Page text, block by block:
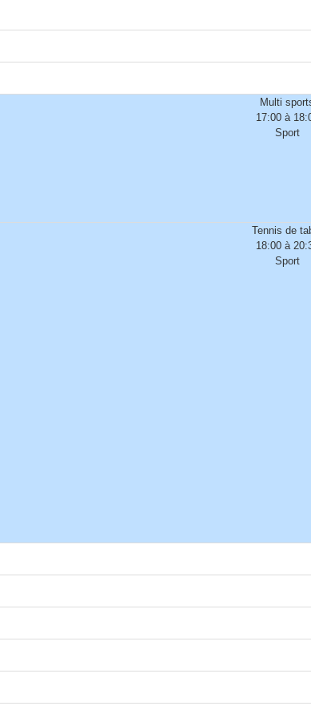
Multi
17:00 à
Sport
Tennis de
18:00 à
Sport